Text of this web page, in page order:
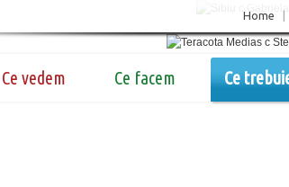
Home
Ce vedem Ce facem Ce